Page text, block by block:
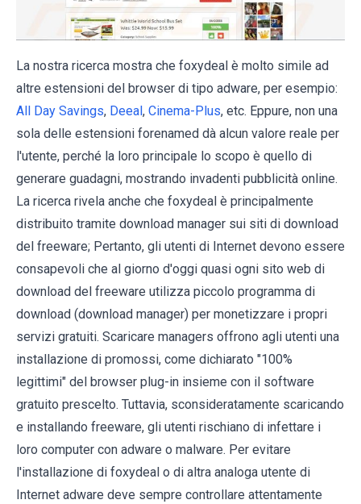
La nostra ricerca mostra che foxydeal è molto simile ad
altre estensioni del browser di tipo adware, per esempio:
All Day Savings, Deeal , Cinema-Plus, etc. Eppure, non una
sola delle estensioni forenamed dà alcun valore reale per
l'utente, perché la loro principale lo scopo è quello di
generare guadagni, mostrando invadenti pubblicità online.
La ricerca rivela anche che foxydeal è principalmente
distribuito tramite download manager sui siti di download
del freeware; Pertanto, gli utenti di Internet devono essere
consapevoli che al giorno d'oggi quasi ogni sito web di
download del freeware utilizza piccolo programma di
download (download manager) per monetizzare i propri
servizi gratuiti. Scaricare managers offrono agli utenti una
installazione di promossi, come dichiarato "100%
legittimi" del browser plug-in insieme con il software
gratuito prescelto. Tuttavia, sconsideratamente scaricando
e installando freeware, gli utenti rischiano di infettare i
loro computer con adware o malware. Per evitare
l'installazione di foxydeal o di altra analoga utente di
Internet adware deve sempre controllare attentamente